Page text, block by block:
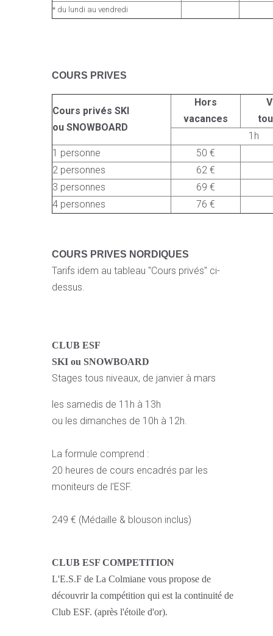
* du lundi au vendredi
COURS PRIVES
Cours privés SKI
ou SNOWBOARD
Hors
vacances
1h
1 personne
50 €
2 personnes
62 €
3 personnes
69 €
4 personnes
76 €
COURS PRIVES NORDIQUES
Tarifs idem au tableau "Cours privés" ci-
dessus.
CLUB ESF
SKI ou SNOWBOARD
Stages tous niveaux, de janvier à mars
les samedis de 11h à 13h
ou les dimanches de 10h à 12h.
La formule comprend :
20 heures de cours encadrés par les
moniteurs de l'ESF.
249 € (Médaille & blouson inclus)
CLUB ESF COMPETITION
L'E.S.F de La Colmiane vous propose de
découvrir la compétition qui est la continuité de
Club ESF. (après l'étoile d'or).